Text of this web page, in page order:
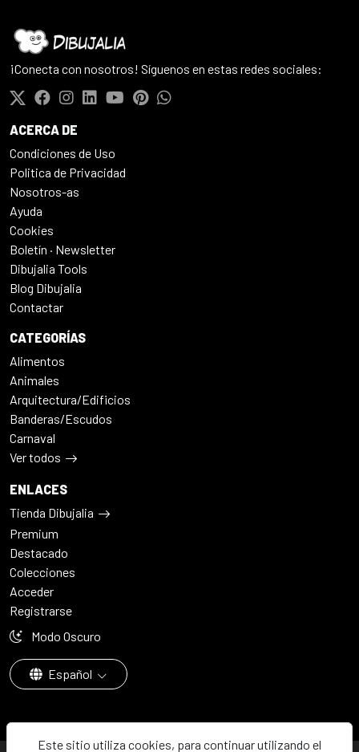
Este sitio utiliza cookies, para continuar utilizando el
¡Conecta con nosotros! Síguenos en estas redes sociales:
ACERCA DE
Condiciones de Uso
Politica de Privacidad
Nosotros-as
Ayuda
Cookies
Boletín · Newsletter
Dibujalia Tools
Blog Dibujalia
Contactar
CATEGORÍAS
Alimentos
Animales
Arquitectura/Edificios
Banderas/Escudos
Carnaval
Ver todos
ENLACES
Tienda Dibujalia
Premium
Destacado
Colecciones
Acceder
Registrarse
Modo Oscuro
Español